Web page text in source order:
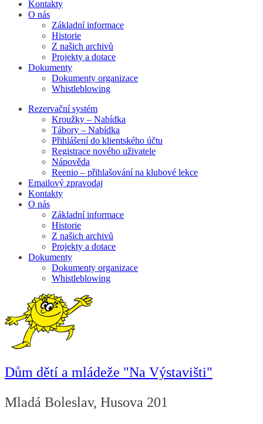
Kontakty
O nás
Základní informace
Historie
Z našich archivů
Projekty a dotace
Dokumenty
Dokumenty organizace
Whistleblowing
Rezervační systém
Kroužky – Nabídka
Tábory – Nabídka
Přihlášení do klientského účtu
Registrace nového uživatele
Nápověda
Reenio – přihlašování na klubové lekce
Emailový zpravodaj
Kontakty
O nás
Základní informace
Historie
Z našich archivů
Projekty a dotace
Dokumenty
Dokumenty organizace
Whistleblowing
Dům dětí a mládeže "Na Výstavišti"
Mladá Boleslav, Husova 201